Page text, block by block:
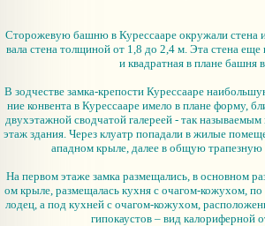
Сторожевую башню в Курессааре окружали стена
вала стена толщиной от 1,8 до 2,4 м. Эта стена еще
и квадратная в плане башня
В зодчестве замка-крепости Курессааре
ние конвента в Курессааре имело в плане форму,
двухэтажной сводчатой галереей - так
этаж здания. Через клуатр попадали в жилые
ападном крыле, далее в общую
На первом этаже замка размещались, в основном
ом крыле, размещалась кухня с очагом-кожухом,
лодец, а под кухней с очагом-кожухом,
гипокаустов – вид калориферной